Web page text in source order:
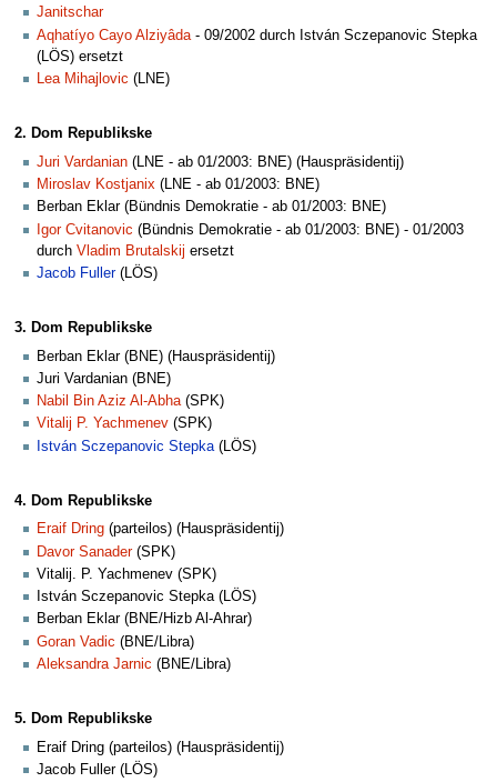
Janitschar
Aqhatíyo Cayo Alziyâda - 09/2002 durch István Sczepanovic Stepka
(LÖS) ersetzt
Lea Mihajlovic (LNE)
2. Dom Republikske
Juri Vardanian (LNE - ab 01/2003: BNE) (Hauspräsidentij)
Miroslav Kostjanix (LNE - ab 01/2003: BNE)
Berban Eklar (Bündnis Demokratie - ab 01/2003: BNE)
Igor Cvitanovic (Bündnis Demokratie - ab 01/2003: BNE) - 01/2003
durch Vladim Brutalskij ersetzt
Jacob Fuller(LÖS)
3. Dom Republikske
Berban Eklar (BNE) (Hauspräsidentij)
Juri Vardanian (BNE)
Nabil Bin Aziz Al-Abha(SPK)
Vitalij P. Yachmenev (SPK)
István Sczepanovic Stepka (LÖS)
4. Dom Republikske
Eraif Dring (parteilos) (Hauspräsidentij)
Davor Sanader(SPK)
Vitalij. P. Yachmenev (SPK)
István Sczepanovic Stepka (LÖS)
Berban Eklar (BNE/Hizb Al-Ahrar)
Goran Vadic (BNE/Libra)
Aleksandra Jarnic (BNE/Libra)
5. Dom Republikske
Eraif Dring (parteilos) (Hauspräsidentij)
Jacob Fuller (LÖS)